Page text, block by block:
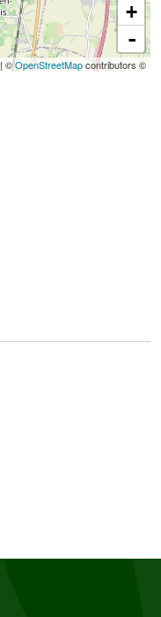
+
-
| ©OpenStreetMapcontributors ©